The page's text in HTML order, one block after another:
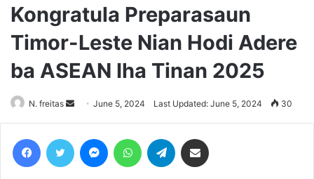
Kongratula Preparasaun
Timor-Leste Nian Hodi Adere
ba ASEAN Iha Tinan 2025
N. freitas
Send
an
email
June 5, 2024 Last Updated: June 5, 2024 30